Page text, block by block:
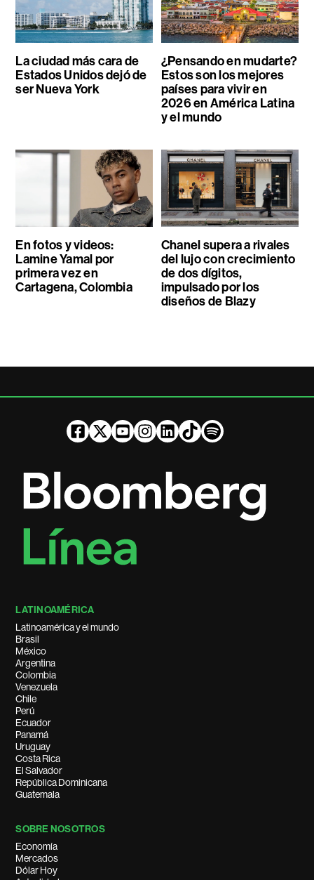
La ciudad más cara de
Estados Unidos dejó de
ser Nueva York
¿Pensando en mudarte?
Estos son los mejores
países para vivir en
2026 en América Latina
y el mundo
En fotos y videos:
Lamine Yamal por
primera vez en
Cartagena, Colombia
Chanel supera a rivales
del lujo con crecimiento
de dos dígitos,
impulsado por los
diseños de Blazy
LATINOAMÉRICA
Latinoamérica y el mundo
Brasil
México
Argentina
Colombia
Venezuela
Chile
Perú
Ecuador
Panamá
Uruguay
Costa Rica
El Salvador
República Dominicana
Guatemala
SOBRE NOSOTROS
Economía
Mercados
Dólar Hoy